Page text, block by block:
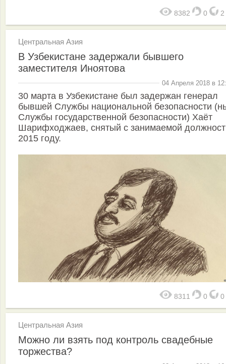
8382 0 2
Центральная Азия
В Узбекистане задержали бывшего
заместителя Иноятова
04 Апреля 2018 в
30 марта в Узбекистане был задержан генерал
бывшей Службы национальной безопасности
Службы государственной безопасности) Хаёт
Шарифходжаев, снятый с занимаемой
2015 году.
8311 0 0
Центральная Азия
Можно ли взять под контроль свадебные
торжества?